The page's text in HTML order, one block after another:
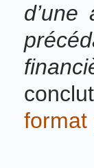
format